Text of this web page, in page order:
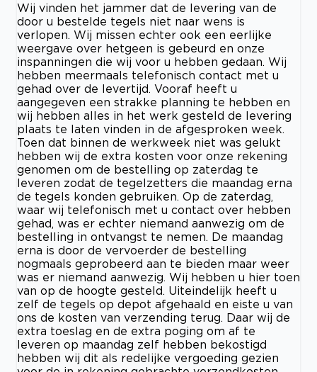
Wij vinden het jammer dat de levering van de
door u bestelde tegels niet naar wens is
verlopen. Wij missen echter ook een eerlijke
weergave over hetgeen is gebeurd en onze
inspanningen die wij voor u hebben gedaan. Wij
hebben meermaals telefonisch contact met u
gehad over de levertijd. Vooraf heeft u
aangegeven een strakke planning te hebben en
wij hebben alles in het werk gesteld de levering
plaats te laten vinden in de afgesproken week.
Toen dat binnen de werkweek niet was gelukt
hebben wij de extra kosten voor onze rekening
genomen om de bestelling op zaterdag te
leveren zodat de tegelzetters die maandag erna
de tegels konden gebruiken. Op de zaterdag,
waar wij telefonisch met u contact over hebben
gehad, was er echter niemand aanwezig om de
bestelling in ontvangst te nemen. De maandag
erna is door de vervoerder de bestelling
nogmaals geprobeerd aan te bieden maar weer
was er niemand aanwezig. Wij hebben u hier toen
van op de hoogte gesteld. Uiteindelijk heeft u
zelf de tegels op depot afgehaald en eiste u van
ons de kosten van verzending terug. Daar wij de
extra toeslag en de extra poging om af te
leveren op maandag zelf hebben bekostigd
hebben wij dit als redelijke vergoeding gezien